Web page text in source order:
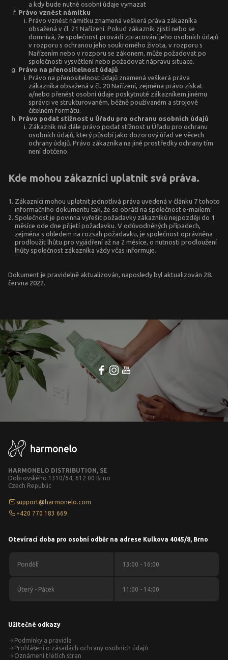
a kdy bude nutné osobní údaje vymazat
Právo vznést námitku
Právo vznést námitku znamená veškerá práva zákazníka
obsažená v čl. 21 Nařízení. Pokud zákazník zjistí nebo se
domnívá, že společnost provádí zpracování jeho osobních údajů
v rozporu s ochranou jeho soukromého života, v rozporu s
Nařízením nebo v rozporu se zákonem, může požadovat po
společnosti vysvětlení nebo požadovat nápravu situace.
Právo na přenositelnost údajů
Právo na přenositelnost údajů znamená veškerá práva
zákazníka obsažená v čl. 20 Nařízení, zejména právo získat
a/nebo přenést osobní údaje poskytnuté zákazníkem jinému
správci ve strukturovaném, běžně používaném a strojově
čitelném formátu.
Právo podat stížnost u Úřadu pro ochranu osobních údajů
Zákazník má dále právo podat stížnost u Úřadu pro ochranu
osobních údajů, který působí jako dozorový úřad ve věcech
ochrany údajů. Právo zákazníka na jiné prostředky ochrany tím
není dotčeno.
Kde mohou zákazníci uplatnit svá práva.
Zákazníci mohou uplatnit jednotlivá práva uvedená v článku 7 tohoto
informačního dokumentu tak, že se obrátí na společnost e-mailem:
Společnost je povinna vyřešit požadavky zákazníků nejpozději do 1
měsíce ode dne přijetí požadavku. V odůvodněných případech,
zejména s ohledem na rozsah požadavku, je společnost oprávněna
prodloužit lhůtu pro vyjádření až na 2 měsíce, o nutnosti prodloužení
lhůty společnost zákazníka vždy včas informuje.
Dokument je pravidelně aktualizován, naposledy byl aktualizován 28.
června 2022.
HARMONELO DISTRIBUTION, SE
Dobrovského 1310/64, 612 00 Brno
Czech Republic
support@harmonelo.com
+420 770 183 669
Otevírací doba pro osobní odběr na adrese Kulkova 4045/8, Brno
Pondělí 13:00 - 16:00
Úterý - Pátek 11:00 - 14:00
Užitečné odkazy
Podmínky a pravidla
Prohlášení o zásadách ochrany osobních údajů
Oznámení třetích stran